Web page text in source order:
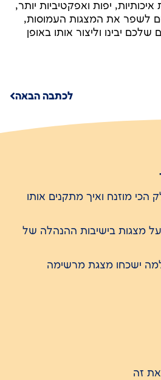
יפות ואפקטיביות יותר,
לשפר את המצגות העמוסות,
יבינו וליצור אותו באופן
לכתבה הבאה
מוזנח ואיך מתקנים אותו
מצגות בישיבות ההנהלה של
ישכחו מצגת מרשימה
את זה